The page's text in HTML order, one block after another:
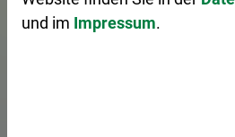
Das
und im Impressum.